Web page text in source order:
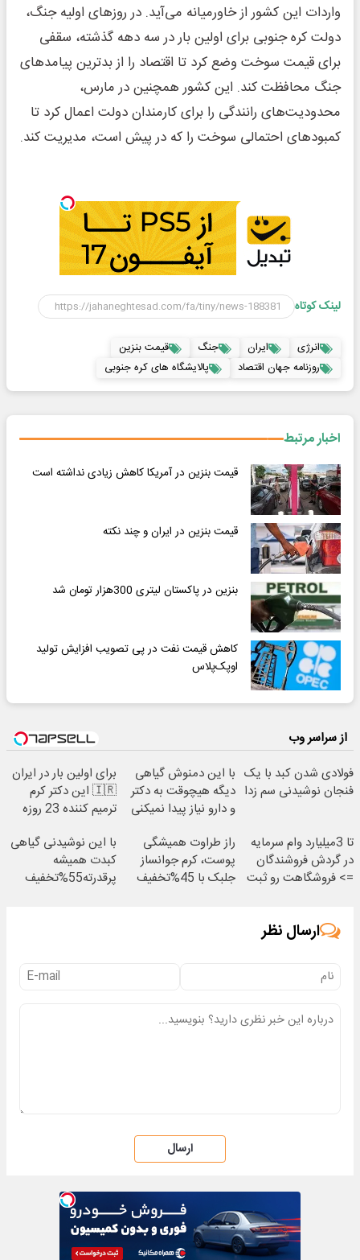
واردات این کشور از خاورمیانه می‌آید. در روزهای اولیه جنگ،
دولت کره جنوبی برای اولین بار در سه دهه گذشته، سقفی
برای قیمت سوخت وضع کرد تا اقتصاد را از بدترین پیامدهای
جنگ محافظت کند. این کشور همچنین در مارس،
محدودیت‌های رانندگی را برای کارمندان دولت اعمال کرد تا
کمبودهای احتمالی سوخت را که در پیش است، مدیریت کند.
لینک کوتاه
انرژی ایران جنگ
قیمت بنزین
روزنامه جهان اقتصاد
پالایشگاه های کره جنوبی
اخبار مرتبط
قیمت بنزین در آمریکا کاهش زیادی نداشته است
قیمت بنزین در ایران و چند نکته
بنزین در پاکستان لیتری 300هزار تومان شد
کاهش قیمت نفت در پی تصویب افزایش تولید
اوپک‌پلاس
از سراسر وب
فولادی شدن کبد با یک
فنجان نوشیدنی سم زدا
با این دمنوش گیاهی
دیگه هیچوقت به دکتر
و دارو نیاز پیدا نمیکنی
برای اولین بار در ایران
🇮🇷 این دکتر کرم
ترمیم کننده 23 روزه
تا 3میلیارد وام سرمایه
در گردش فروشندگان
=> فروشگاهت رو ثبت
راز طراوت همیشگی
پوست، کرم جوانساز
جلبک با 45%تخفیف
با این نوشیدنی گیاهی
کبدت همیشه
پرقدرته55%تخفیف
ارسال نظر
ارسال